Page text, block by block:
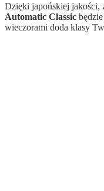
Dzięki japońskiej jakości,
Automatic Classic
wieczorami doda klasy